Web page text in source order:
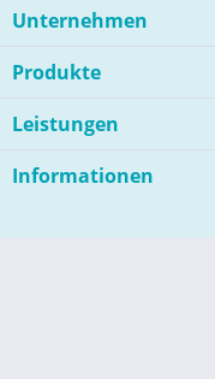
Unternehmen
Produkte
Leistungen
Informationen